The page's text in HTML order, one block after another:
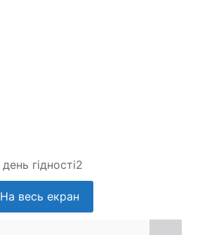
день гідності2
На весь екран